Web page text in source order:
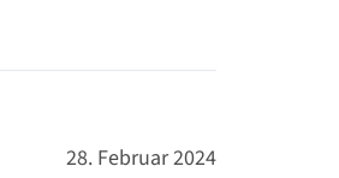
28. Februar 2024